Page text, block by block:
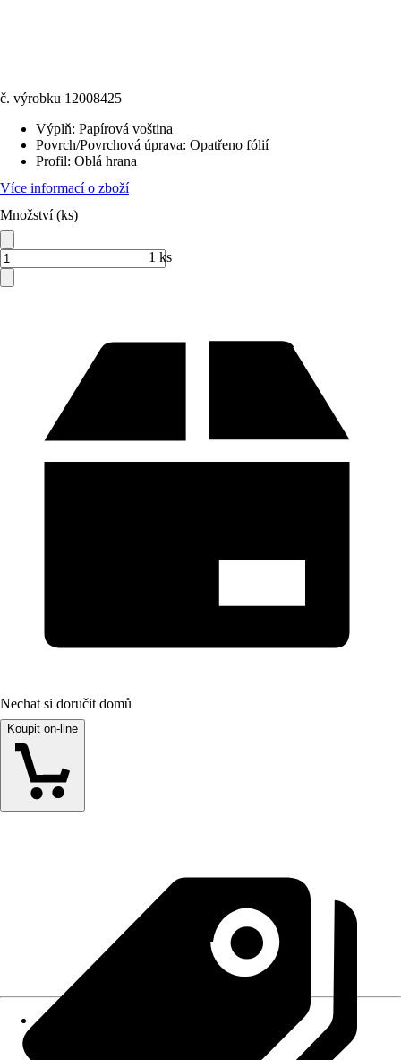
č. výrobku 12008425
Výplň: Papírová voština
Povrch/Povrchová úprava: Opatřeno fólií
Profil: Oblá hrana
Více informací o zboží
Množství (ks)
1 ks
Nechat si doručit domů
Koupit on-line